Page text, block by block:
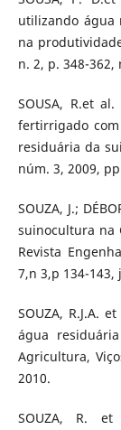
utilizando água
na
n. 2, p. 348-
SOUSA, R.et
fertirrigado
residuária da
núm. 3, 2009,
SOUZA, J.;
suinocultura na
Revista
7,n 3,p 134-143,
SOUZA, R.J.A.
água
Agricultura,
2010.
SOUZA, R.